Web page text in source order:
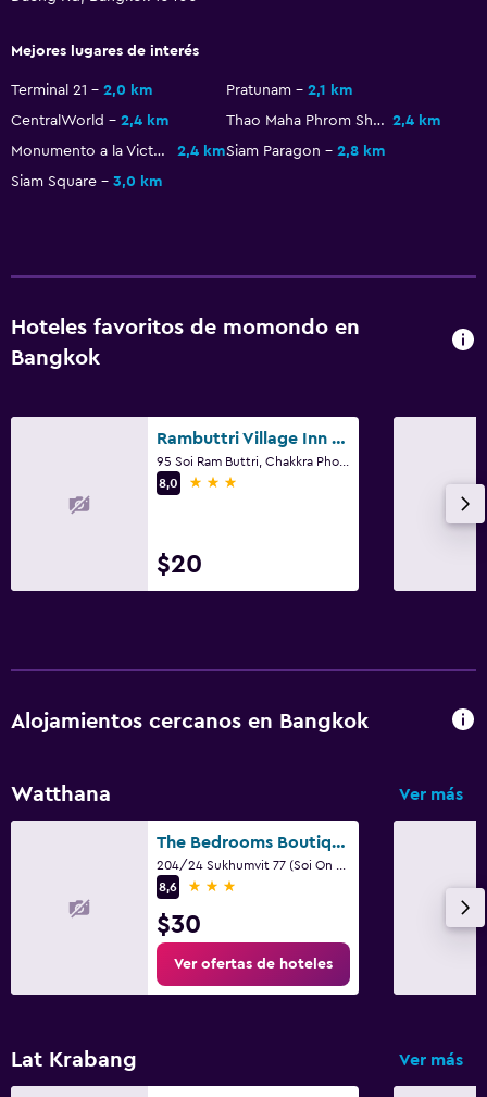
Para no fumadores
Áreas designadas para fumadores
Aire libre
Terraza/patio
Habitación
Enchufe cerca de la cama
Armario o clóset
Estacionamiento y transporte
Traslado aeropuerto
Estacionamiento gratuito
Ideal para familias
Cuidado de niños o guardería
Mejores lugares de interés
Terminal 21 2,0 km Pratunam
2,1 km
CentralWorld
2,4 km Thao Maha Phrom Shrine 2,4 km
Monumento a la Victoria
2,4 kmSiam Paragon
2,8 km
Siam Square
3,0 km
Hoteles favoritos de momondo en
Bangkok
Rambuttri Village Inn & Plaza
8,0
3 estrellas
$20
Alojamientos cercanos en Bangkok
Watthana Ver más
The Bedrooms Boutique Hotel Bangkok
8,6
3 estrellas
$30
Ver ofertas de hoteles
Lat Krabang Ver más